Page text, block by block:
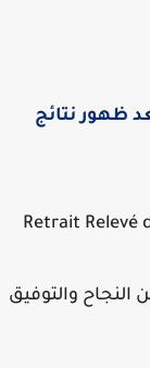
نتائج
Retrait
والتوفيق